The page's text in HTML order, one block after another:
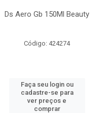
Ds Aero Gb 150Ml Beauty
Código: 424274
Faça seu login ou
cadastre-se para
ver preços e
comprar